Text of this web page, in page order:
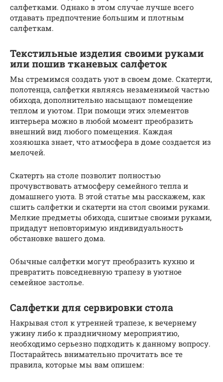
салфетками. Однако в этом случае лучше всего
отдавать предпочтение большим и плотным
салфеткам.
Текстильные изделия своими руками
или пошив тканевых салфеток
Мы стремимся создать уют в своем доме. Скатерти,
полотенца, салфетки являясь незаменимой частью
обихода, дополнительно насыщают помещение
теплом и уютом. При помощи этих элементов
интерьера можно в любой момент преобразить
внешний вид любого помещения. Каждая
хозяюшка знает, что атмосфера в доме создается из
мелочей.
Скатерть на столе позволит полностью
прочувствовать атмосферу семейного тепла и
домашнего уюта. В этой статье мы расскажем, как
сшить салфетки и скатерти на стол своими руками.
Мелкие предметы обихода, сшитые своими руками,
придадут неповторимую индивидуальность
обстановке вашего дома.
Обычные салфетки могут преобразить кухню и
превратить повседневную трапезу в уютное
семейное застолье.
Салфетки для сервировки стола
Накрывая стол к утренней трапезе, к вечернему
ужину либо к праздничному мероприятию,
необходимо серьезно подходить к данному вопросу.
Постарайтесь внимательно прочитать все те
правила, которые мы вам опишем: